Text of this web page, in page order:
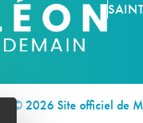
© 2026 Site officiel de